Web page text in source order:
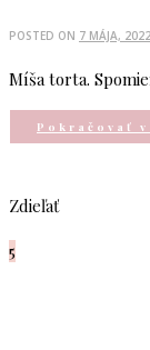
POSTED ON 7 MÁJA, 2022
Míša torta.
Pokračovať
Zdieľať
5